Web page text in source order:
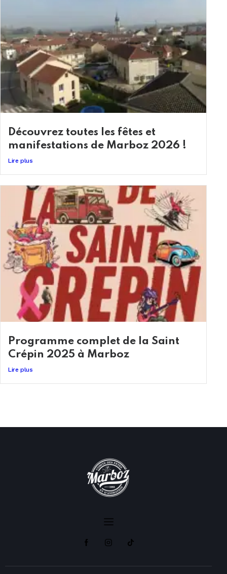
Découvrez toutes les fêtes et
manifestations de Marboz 2026 !
Lire plus
Programme complet de la Saint
Crépin 2025 à Marboz
Lire plus